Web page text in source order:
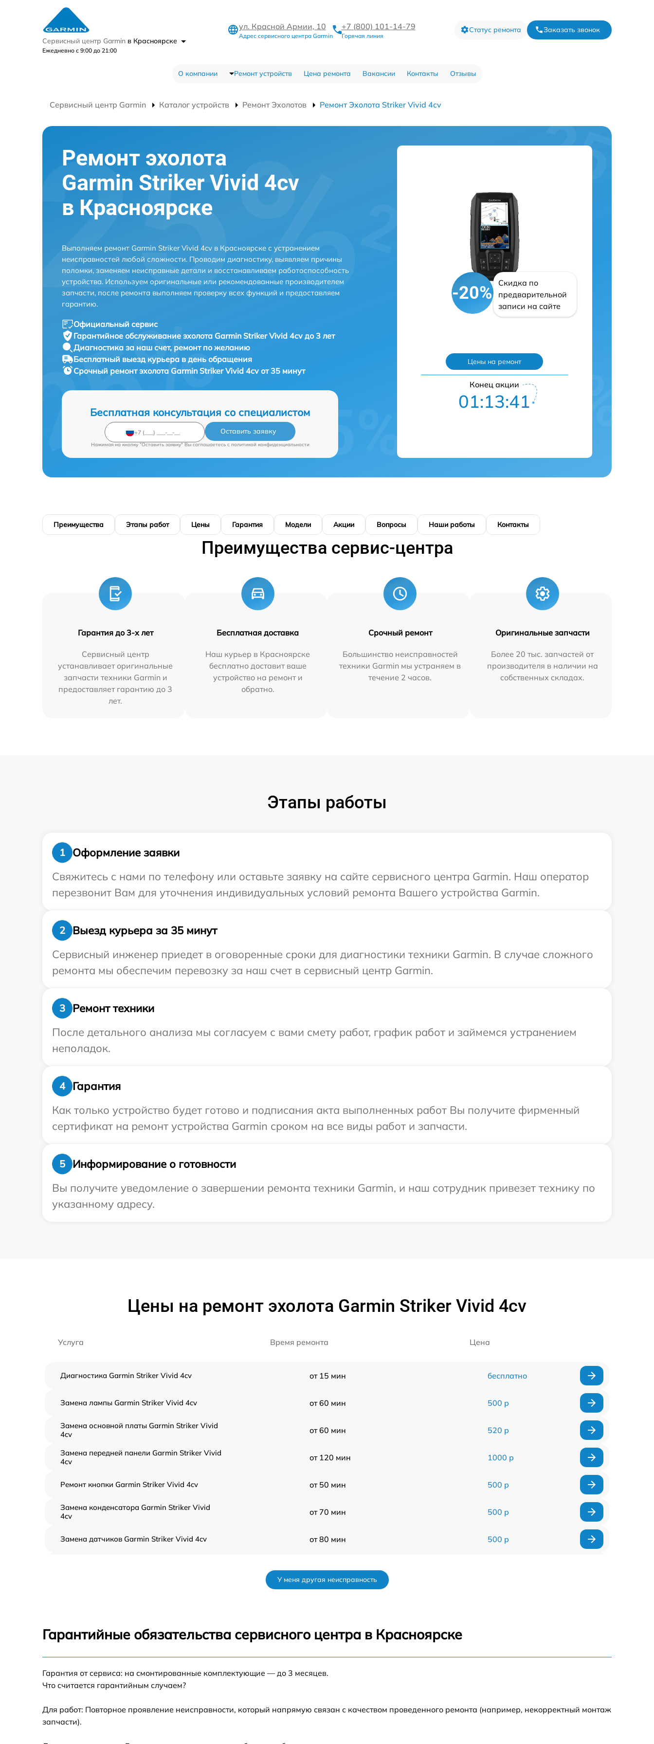
Сервисный центр Garmin в Красноярске
Ежедневно с 9:00 до 21:00
ул. Красной Армии, 10
Адрес сервисного центра Garmin
+7 (800) 101-14-79
Горячая линия
Статус ремонта Заказать звонок
О компании Ремонт устройств Цена ремонта Вакансии Контакты Отзывы
Сервисный центр Garmin Каталог устройств Ремонт Эхолотов Ремонт Эхолота Striker Vivid 4cv
Ремонт эхолота
Garmin Striker Vivid 4cv
в Красноярске
Выполняем ремонт Garmin Striker Vivid 4cv в Красноярске с устранением
неисправностей любой сложности. Проводим диагностику, выявляем причины
поломки, заменяем неисправные детали и восстанавливаем работоспособность
устройства. Используем оригинальные или рекомендованные производителем
запчасти, после ремонта выполняем проверку всех функций и предоставляем
гарантию.
Официальный сервис
Гарантийное обслуживание эхолота Garmin Striker Vivid 4cv до 3 лет
Диагностика за наш счет, ремонт по желанию
Бесплатный выезд курьера в день обращения
Срочный ремонтэхолота Garmin Striker Vivid 4cv от 35 минут
Бесплатная консультация со специалистом
Оставить заявку
Нажимая на кнопку "Оставить заявку" Вы соглашаетесь c политикой конфиденциальности
-20%
Скидка по
предварительной
записи на сайте
Цены на ремонт
Конец акции
01:13:40
Преимущества Этапы работ Цены Гарантия Модели Акции Вопросы Наши работы Контакты
Преимущества сервис-центра
Гарантия до 3-х лет
Сервисный центр
устанавливает оригинальные
запчасти техники Garmin и
предоставляет гарантию до 3
лет.
Бесплатная доставка
Наш курьер в Красноярске
бесплатно доставит ваше
устройство на ремонт и
обратно.
Срочный ремонт
Большинство неисправностей
техники Garmin мы устраняем в
течение 2 часов.
Оригинальные запчасти
Более 20 тыс. запчастей от
производителя в наличии на
собственных складах.
Этапы работы
1
Оформление заявки
Свяжитесь с нами по телефону или оставьте заявку на сайте сервисного центра Garmin. Наш оператор
перезвонит Вам для уточнения индивидуальных условий ремонта Вашего устройства Garmin.
2
Выезд курьера за 35 минут
Сервисный инженер приедет в оговоренные сроки для диагностики техники Garmin. В случае сложного
ремонта мы обеспечим перевозку за наш счет в сервисный центр Garmin.
3
Ремонт техники
После детального анализа мы согласуем с вами смету работ, график работ и займемся устранением
неполадок.
4
Гарантия
Как только устройство будет готово и подписания акта выполненных работ Вы получите фирменный
сертификат на ремонт устройства Garmin сроком на все виды работ и запчасти.
5
Информирование о готовности
Вы получите уведомление о завершении ремонта техники Garmin, и наш сотрудник привезет технику по
указанному адресу.
Цены на ремонт эхолота Garmin Striker Vivid 4cv
Услуга Время ремонта Цена
Диагностика Garmin Striker Vivid 4cv от 15 мин бесплатно
Замена лампы Garmin Striker Vivid 4cv от 60 мин 500 р
Замена основной платы Garmin Striker Vivid
4cv
от 60 мин 520 р
Замена передней панели Garmin Striker Vivid
4cv
от 120 мин 1000 р
Ремонт кнопки Garmin Striker Vivid 4cv от 50 мин 500 р
Замена конденсатора Garmin Striker Vivid
4cv
от 70 мин 500 р
Замена датчиков Garmin Striker Vivid 4cv от 80 мин 500 р
Прошивка Garmin Striker Vivid 4cv от 60 мин
У меня другая неисправность
Гарантийные обязательства сервисного центра в Красноярске
Гарантия от сервиса: на смонтированные комплектующие — до 3 месяцев.
Что считается гарантийным случаем?
Для работ: Повторное проявление неисправности, который напрямую связан с качеством проведенного ремонта (например, некорректный монтаж
запчасти).